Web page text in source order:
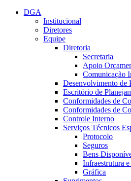
Conteúdo principal
DGA
Institucional
Diretores
Equipe
Diretoria
Secretaria
Apoio
Comunicação
Desenvolvimento de
Escritório de
Conformidades de
Conformidades de
Controle Interno
Serviços Técnicos
Protocolo
Seguros
Bens
Infraestrutura
Gráfica